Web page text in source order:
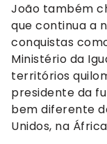
João também
que continua a
conquistas
Ministério da
territórios
presidente da
bem diferente
Unidos, na